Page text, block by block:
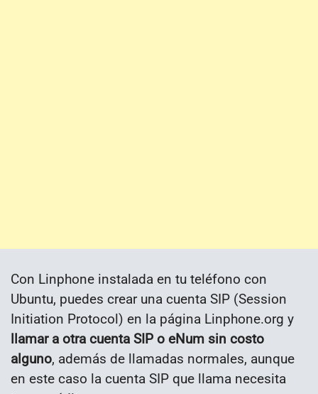
Con Linphone instalada en tu teléfono con
Ubuntu, puedes crear una cuenta SIP (Session
Initiation Protocol) en la página Linphone.org y
llamar a otra cuenta SIP o eNum sin costo
alguno, además de llamadas normales, aunque
en este caso la cuenta SIP que llama necesita